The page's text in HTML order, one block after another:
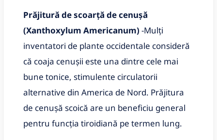
Prăjitură de scoarță de cenușă
(Xanthoxylum Americanum) -Mulți
inventatori de plante occidentale consideră
că coaja cenușii este una dintre cele mai
bune tonice, stimulente circulatorii
alternative din America de Nord. Prăjitura
de cenușă scoică are un beneficiu general
pentru funcția tiroidiană pe termen lung.